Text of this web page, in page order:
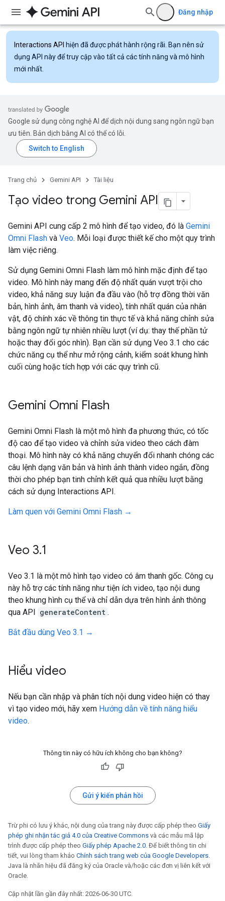
Đăng nhập
Interactions API hiện đã được phát hành rộng rãi. Bạn nên sử
dụng API này để truy cập vào tất cả các tính năng và mô hình
mới nhất.
Google sử dụng công nghệ AI để dịch nội dung sang ngôn ngữ bạn
ưu tiên. Bản dịch bằng AI có thể có lỗi.
Trang chủ Gemini API Tài liệu
Tạo video trong Gemini API
Gemini API cung cấp 2 mô hình để tạo video, đó là Gemini
Omni Flash và Veo. Mỗi loại được thiết kế cho một quy trình
làm việc riêng.
Sử dụng Gemini Omni Flash làm mô hình mặc định để tạo
video. Mô hình này mang đến độ nhất quán vượt trội cho
video, khả năng suy luận đa đầu vào (hỗ trợ đồng thời văn
bản, hình ảnh, âm thanh và video), tính nhất quán của nhân
vật, độ chính xác về thông tin thực tế và khả năng chỉnh sửa
bằng ngôn ngữ tự nhiên nhiều lượt (ví dụ: thay thế phần tử
hoặc thay đổi góc nhìn). Bạn cần sử dụng Veo 3.1 cho các
chức năng cụ thể như mở rộng cảnh, kiểm soát khung hình
cuối cùng hoặc tích hợp với các quy trình cũ.
Gemini Omni Flash
Gemini Omni Flash là một mô hình đa phương thức, có tốc
độ cao để tạo video và chỉnh sửa video theo cách đàm
thoại. Mô hình này có khả năng chuyển đổi nhanh chóng các
câu lệnh dạng văn bản và hình ảnh thành video ngắn, đồng
thời cho phép bạn tinh chỉnh kết quả qua nhiều lượt bằng
cách sử dụng Interactions API.
Làm quen với Gemini Omni Flash →
Veo 3.1
Veo 3.1 là một mô hình tạo video có âm thanh gốc. Công cụ
này hỗ trợ các tính năng như tiện ích video, tạo nội dung
theo khung hình cụ thể và chỉ dẫn dựa trên hình ảnh thông
qua API generateContent .
Bắt đầu dùng Veo 3.1 →
Hiểu video
Nếu bạn cần nhập và phân tích nội dung video hiện có thay
vì tạo video mới, hãy xem Hướng dẫn về tính năng hiểu
video.
Thông tin này có hữu ích không cho bạn không?
Gửi ý kiến phản hồi
Trừ phi có lưu ý khác, nội dung của trang này được cấp phép theo Giấy
phép ghi nhận tác giả 4.0 của Creative Commons và các mẫu mã lập
trình được cấp phép theo Giấy phép Apache 2.0. Để biết thông tin chi
tiết, vui lòng tham khảo Chính sách trang web của Google Developers.
Java là nhãn hiệu đã đăng ký của Oracle và/hoặc các đơn vị liên kết với
Oracle.
Cập nhật lần gần đây nhất: 2026-06-30 UTC.